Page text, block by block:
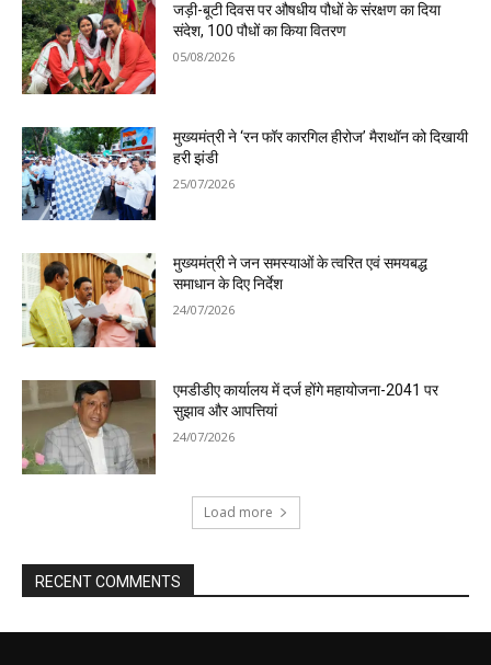
जड़ी-बूटी दिवस पर औषधीय पौधों के संरक्षण का दिया
संदेश, 100 पौधों का किया वितरण
05/08/2026
मुख्यमंत्री ने ‘रन फॉर कारगिल हीरोज’ मैराथॉन को दिखायी
हरी झंडी
25/07/2026
मुख्यमंत्री ने जन समस्याओं के त्वरित एवं समयबद्ध
समाधान के दिए निर्देश
24/07/2026
एमडीडीए कार्यालय में दर्ज होंगे महायोजना-2041 पर
सुझाव और आपत्तियां
24/07/2026
Load more
RECENT COMMENTS